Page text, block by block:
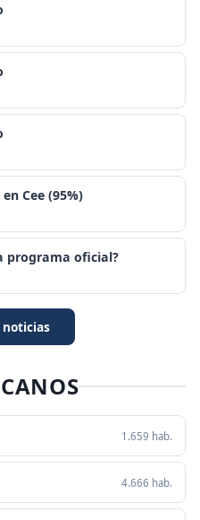
Cee (95%)
programa oficial?
noticias
1.659 hab.
4.666 hab.